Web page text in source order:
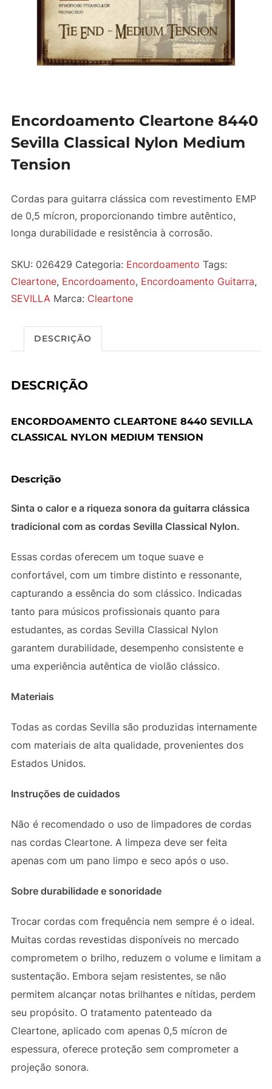
Encordoamento Cleartone 8440
Sevilla Classical Nylon Medium
Tension
Cordas para guitarra clássica com revestimento EMP
de 0,5 mícron, proporcionando timbre autêntico,
longa durabilidade e resistência à corrosão.
SKU: 026429 Categoria: Encordoamento Tags:
Cleartone, Encordoamento, Encordoamento Guitarra,
SEVILLA Marca: Cleartone
DESCRIÇÃO
DESCRIÇÃO
ENCORDOAMENTO CLEARTONE 8440 SEVILLA
CLASSICAL NYLON MEDIUM TENSION
Descrição
Sinta o calor e a riqueza sonora da guitarra clássica
tradicional com as cordas Sevilla Classical Nylon.
Essas cordas oferecem um toque suave e
confortável, com um timbre distinto e ressonante,
capturando a essência do som clássico. Indicadas
tanto para músicos profissionais quanto para
estudantes, as cordas Sevilla Classical Nylon
garantem durabilidade, desempenho consistente e
uma experiência autêntica de violão clássico.
Materiais
Todas as cordas Sevilla são produzidas internamente
com materiais de alta qualidade, provenientes dos
Estados Unidos.
Instruções de cuidados
Não é recomendado o uso de limpadores de cordas
nas cordas Cleartone. A limpeza deve ser feita
apenas com um pano limpo e seco após o uso.
Sobre durabilidade e sonoridade
Trocar cordas com frequência nem sempre é o ideal.
Muitas cordas revestidas disponíveis no mercado
comprometem o brilho, reduzem o volume e limitam a
sustentação. Embora sejam resistentes, se não
permitem alcançar notas brilhantes e nítidas, perdem
seu propósito. O tratamento patenteado da
Cleartone, aplicado com apenas 0,5 mícron de
espessura, oferece proteção sem comprometer a
projeção sonora.